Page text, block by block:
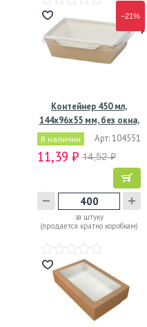
−21%
Контейнер 450 мл,
144х96х55 мм, без окна,
В наличии Арт: 104551
11,39 ₽ 14,52 ₽
за штуку
(продается кратно коробкам)